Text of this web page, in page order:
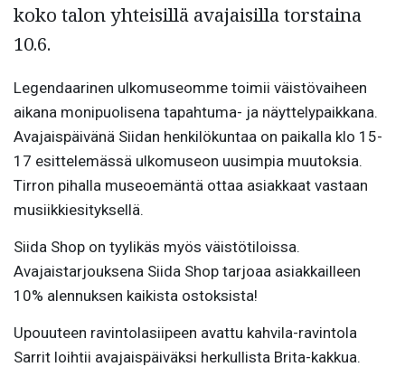
koko talon yhteisillä avajaisilla torstaina
10.6.
Legendaarinen ulkomuseomme toimii väistövaiheen
aikana monipuolisena tapahtuma- ja näyttelypaikkana.
Avajaispäivänä Siidan henkilökuntaa on paikalla klo 15-
17 esittelemässä ulkomuseon uusimpia muutoksia.
Tirron pihalla museoemäntä ottaa asiakkaat vastaan
musiikkiesityksellä.
Siida Shop on tyylikäs myös väistötiloissa.
Avajaistarjouksena Siida Shop tarjoaa asiakkailleen
10% alennuksen kaikista ostoksista!
Upouuteen ravintolasiipeen avattu kahvila-ravintola
Sarrit loihtii avajaispäiväksi herkullista Brita-kakkua.